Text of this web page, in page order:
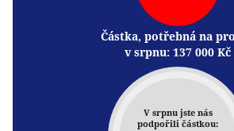
Částka, potřebná na
v srpnu: 137 000 Kč
V srpnu jste nás
podpořili částkou: